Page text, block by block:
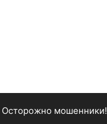
Осторожно мошенники!